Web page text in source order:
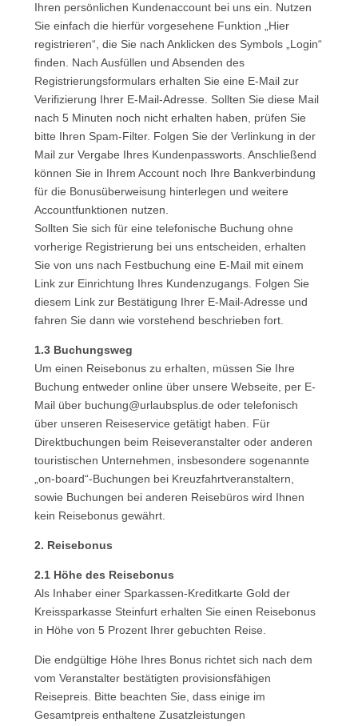
Ihren persönlichen Kundenaccount bei uns ein. Nutzen
Sie einfach die hierfür vorgesehene Funktion „Hier
registrieren“, die Sie nach Anklicken des Symbols „Login“
finden. Nach Ausfüllen und Absenden des
Registrierungsformulars erhalten Sie eine E-Mail zur
Verifizierung Ihrer E-Mail-Adresse. Sollten Sie diese Mail
nach 5 Minuten noch nicht erhalten haben, prüfen Sie
bitte Ihren Spam-Filter. Folgen Sie der Verlinkung in der
Mail zur Vergabe Ihres Kundenpassworts. Anschließend
können Sie in Ihrem Account noch Ihre Bankverbindung
für die Bonusüberweisung hinterlegen und weitere
Accountfunktionen nutzen.
Sollten Sie sich für eine telefonische Buchung ohne
vorherige Registrierung bei uns entscheiden, erhalten
Sie von uns nach Festbuchung eine E-Mail mit einem
Link zur Einrichtung Ihres Kundenzugangs. Folgen Sie
diesem Link zur Bestätigung Ihrer E-Mail-Adresse und
fahren Sie dann wie vorstehend beschrieben fort.
1.3 Buchungsweg
Um einen Reisebonus zu erhalten, müssen Sie Ihre
Buchung entweder online über unsere Webseite, per E-
Mail über buchung@urlaubsplus.de oder telefonisch
über unseren Reiseservice getätigt haben. Für
Direktbuchungen beim Reiseveranstalter oder anderen
touristischen Unternehmen, insbesondere sogenannte
„on-board“-Buchungen bei Kreuzfahrtveranstaltern,
sowie Buchungen bei anderen Reisebüros wird Ihnen
kein Reisebonus gewährt.
2. Reisebonus
2.1 Höhe des Reisebonus
Als Inhaber einer Sparkassen-Kreditkarte Gold der
Kreissparkasse Steinfurt erhalten Sie einen Reisebonus
in Höhe von 5 Prozent Ihrer gebuchten Reise.
Die endgültige Höhe Ihres Bonus richtet sich nach dem
vom Veranstalter bestätigten provisionsfähigen
Reisepreis. Bitte beachten Sie, dass einige im
Gesamtpreis enthaltene Zusatzleistungen